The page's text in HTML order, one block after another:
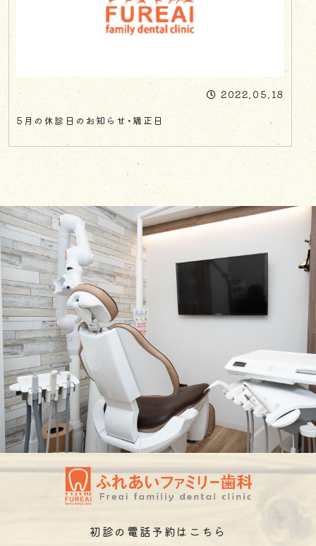
2022.05.18
5月の休診日のお知らせ・矯正日
初診の電話予約はこちら